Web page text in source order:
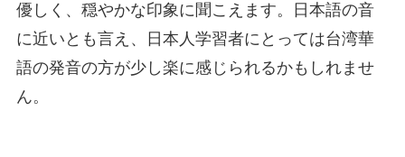
優しく、穏やかな印象に聞こえます。日本語の音
に近いとも言え、日本人学習者にとっては台湾華
語の発音の方が少し楽に感じられるかもしれませ
ん。